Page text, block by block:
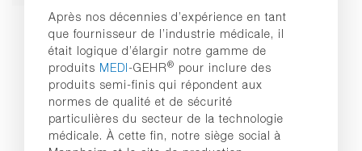
Après nos décennies d’expérience en tant
que fournisseur de l’industrie médicale, il
était logique d’élargir notre gamme de
produits MEDI-GEHR® pour inclure des
produits semi-finis qui répondent aux
normes de qualité et de sécurité
particulières du secteur de la technologie
médicale. À cette fin, notre siège social à